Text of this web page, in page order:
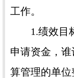
工作。
1.绩效目标
申请资金，
算管理的单位